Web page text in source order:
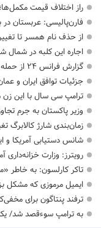
راز اختلاف قیمت
فارن‌پالیسی: عربستان
از حذف نام همسر تا
اجاره این کلبه در شمال شبی ۸۱ میلیون
گزارش فرانس ۲۴ از حمله اسرائیل به عبادتگاه یهودیان در تهران
جزئیات توافق ایران و
ترامپ سی سال با این
وزیر پاکستان به جرم
زمان‌بندی شارژ کالابرگ
شانس دستیابی آمریکا و ایران
رویترز: وزارت خزانه‌داری
تاکر کارلسون: به خاطر
ایمیل مرموزی که مشکل
ترفند پنتاگون برای
به ترامپ سوءقصد شد/ یک فرد ۳۸ ساله با مهماتش